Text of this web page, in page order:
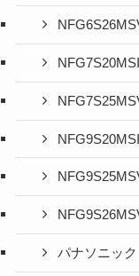
パナソニック